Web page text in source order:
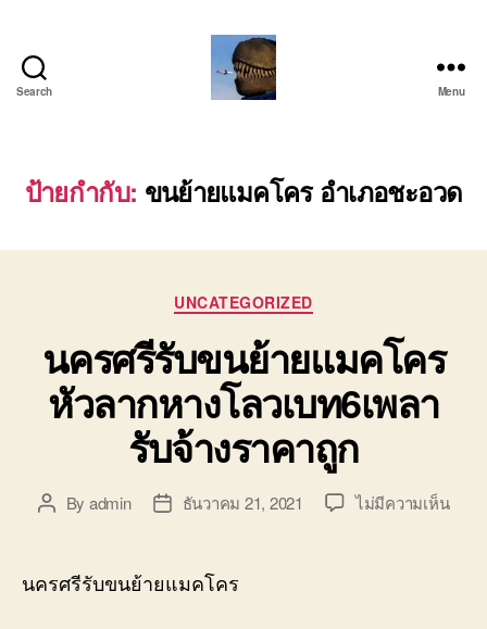
Search
เบท
เฉพาะ
พิเศษ
เครื่องจักร
โทร
0818900005
Menu
ป้ายกำกับ: ขนย้ายแมคโคร อำเภอชะอวด
Categories
UNCATEGORIZED
นครศรีรับขนย้ายแมคโคร
หัวลากหางโลวเบท6เพลา
รับจ้างราคาถูก
PostBy admin
Postธันวาคม 21, 2021 ไม่มีความเห็นบน
นครศรีรับขนย้ายแมคโคร